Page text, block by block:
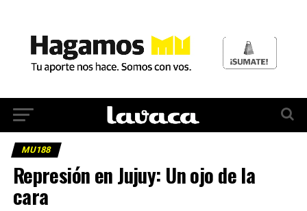
MU188
Represión en Jujuy: Un ojo de la
cara